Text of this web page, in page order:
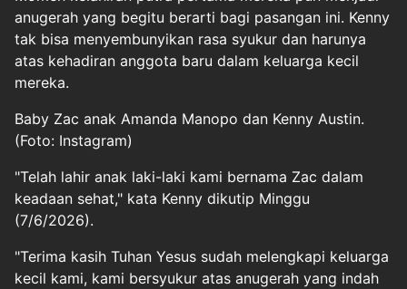
anugerah yang begitu berarti bagi pasangan ini. Kenny
tak bisa menyembunyikan rasa syukur dan harunya
atas kehadiran anggota baru dalam keluarga kecil
mereka.
Baby Zac anak Amanda Manopo dan Kenny Austin.
(Foto: Instagram)
"Telah lahir anak laki-laki kami bernama Zac dalam
keadaan sehat," kata Kenny dikutip Minggu
(7/6/2026).
"Terima kasih Tuhan Yesus sudah melengkapi keluarga
kecil kami, kami bersyukur atas anugerah yang indah